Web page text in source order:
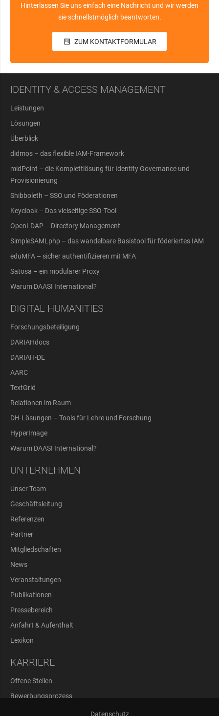
Hinterlassen Sie uns einfach eine Nachricht und wir werden
sie schnellstmöglich beantworten.
ZUM KONTAKTFORMULAR
IDENTITY & ACCESS MANAGEMENT
Leistungen
Lösungen
Überblick
didmos – das flexible IAM-Framework
midPoint – die Komplettlösung für Identity Governance und
Provisionierung
Shibboleth – SSO und Föderationen
Keycloak – Das vielseitige SSO-Tool
OpenLDAP – Directory Management
SimpleSAMLphp – das wandelbare Basistool für föderiertes IAM
eduMFA – sicher authentifizieren mit MFA
Satosa – ein modularer Proxy
Warum DAASI International?
DIGITAL HUMANITIES
Forschungsbeteiligung
DARIAHdocs
DARIAH-DE
AARC
TextGrid
Relationen im Raum
DH-Lösungen – Tools für Lehre und Forschung
HyperImage
Warum DAASI International?
UNTERNEHMEN
Unser Team
Geschäftsleitung
Referenzen
Partner
Mitgliedschaften
News
Veranstaltungen
Publikationen
Pressebereich
Anfahrt & Aufenthalt
Lexikon
KARRIERE
Offene Stellen
Bewerbungsprozess
Datenschutz